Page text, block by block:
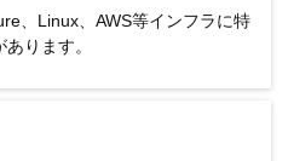
、Linux、AWS等インフラに特
ります。